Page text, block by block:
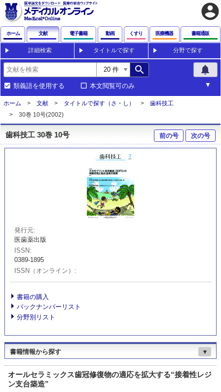
account_circle
ホーム 文献 電子書籍 動画 くすり 医療機器 書籍通販
詳細検索 タイトルで探す 分野で探す
search notifications
類義語を使用する 本文閲覧可のみ
ホーム 文献 タイトルで探す（さ・し）
歯科技工
30巻 10号(2002)
歯科技工 30巻 10号 前の号 次の号
発行元
医歯薬出版
ISSN
0389-1895
ISSN（オンライン）
書籍の購入
バックナンバーリスト
分野別リスト
書籍情報から探す ▼
オールセラミックス歯冠修復物の適応を拡大する“接着性レジ
ン支台築造”